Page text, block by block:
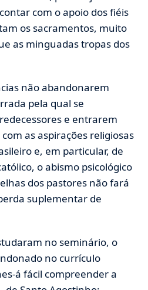
com o apoio dos fiéis
os sacramentos, muito
as minguadas tropas dos
não abandonarem
pela qual se
e entrarem
as aspirações religiosas
e, em particular, de
o abismo psicológico
dos pastores não fará
suplementar de
no seminário, o
no currículo
á fácil compreender a